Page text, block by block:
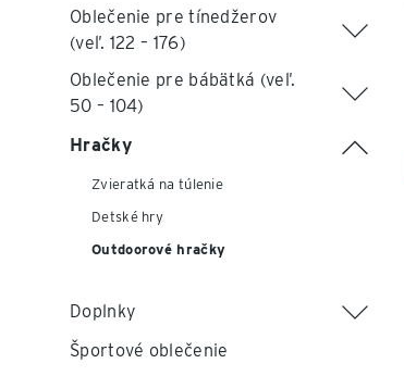
Oblečenie pre tínedžerov
(veľ. 122 – 176)
Oblečenie pre bábätká (veľ.
50 – 104)
Hračky
Zvieratká na túlenie
Detské hry
Outdoorové hračky
Doplnky
Športové oblečenie